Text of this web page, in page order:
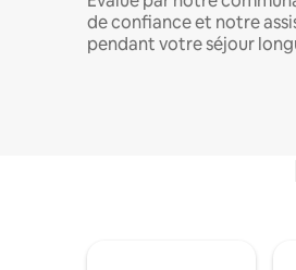
de confiance et notre
pendant votre séjour